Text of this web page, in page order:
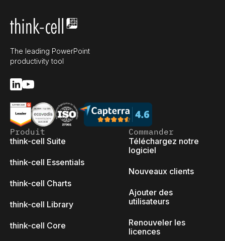
The leading PowerPoint
productivity tool
Produit
think-cell Suite
think-cell Essentials
think-cell Charts
think-cell Library
think-cell Core
Commander
Téléchargez notre
logiciel
Nouveaux clients
Ajouter des
utilisateurs
Renouveler les
licences